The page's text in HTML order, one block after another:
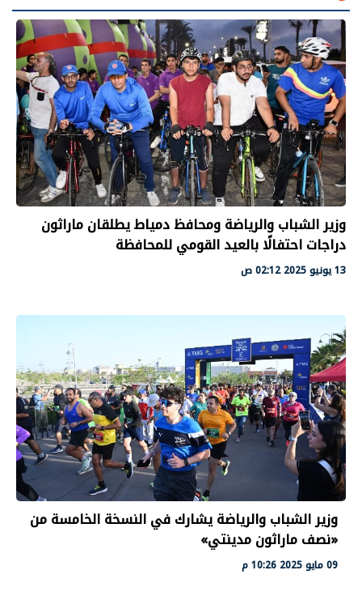
وزير الشباب والرياضة ومحافظ دمياط يطلقان ماراثون
دراجات احتفالًا بالعيد القومي للمحافظة
13 يونيو 2025 02:12 ص
وزير الشباب والرياضة يشارك في النسخة الخامسة من
«نصف ماراثون مدينتي»
09 مايو 2025 10:26 م